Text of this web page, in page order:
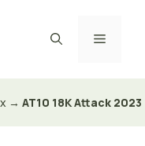
Menu
→ AT10 18K Attack 2023